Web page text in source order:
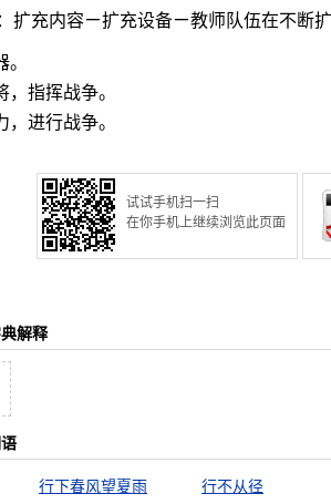
扩充内容ㄧ扩充设备ㄧ教师队伍在不断
，指挥战争。
，进行战争。
试试手机扫一扫
在你手机上继续浏览此页面
解释
行下春风望夏雨
行不从径